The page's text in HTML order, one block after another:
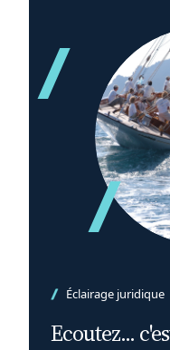
Éclairage juridique
Ecoutez...